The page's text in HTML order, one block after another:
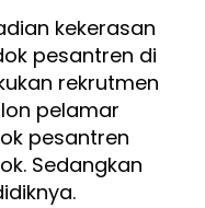
kekerasan
pesantren di
rekrutmen
pelamar
pesantren
Sedangkan